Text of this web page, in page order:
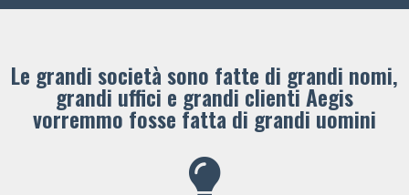
Le grandi società sono fatte di grandi nomi,
grandi uffici e grandi clienti ​Aegis
vorremmo fosse fatta di grandi uomini